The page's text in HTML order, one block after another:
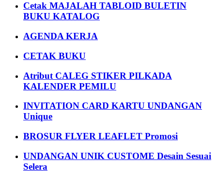
Cetak MAJALAH TABLOID BULETIN
BUKU KATALOG
AGENDA KERJA
CETAK BUKU
Atribut CALEG STIKER PILKADA
KALENDER PEMILU
INVITATION CARD KARTU UNDANGAN
Unique
BROSUR FLYER LEAFLET Promosi
UNDANGAN UNIK CUSTOME Desain Sesuai
Selera